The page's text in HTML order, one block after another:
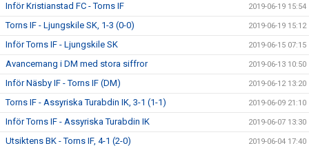
Inför Kristianstad FC - Torns IF 2019-06-19 15:54
Torns IF - Ljungskile SK, 1-3 (0-0) 2019-06-19 15:12
Inför Torns IF - Ljungskile SK 2019-06-15 07:15
Avancemang i DM med stora siffror 2019-06-13 10:50
Inför Näsby IF - Torns IF (DM) 2019-06-12 13:20
Torns IF - Assyriska Turabdin IK, 3-1 (1-1) 2019-06-09 21:10
Inför Torns IF - Assyriska Turabdin IK 2019-06-07 13:30
Utsiktens BK - Torns IF, 4-1 (2-0) 2019-06-04 17:40